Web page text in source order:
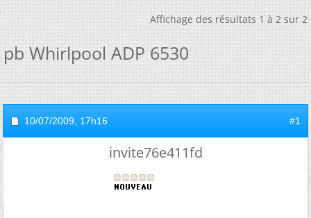
Affichage des résultats 1 à 2 sur 2
pb Whirlpool ADP 6530
10/07/2009, 17h16 #1
invite76e411fd